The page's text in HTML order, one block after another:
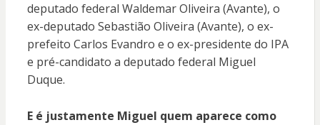
deputado federal Waldemar Oliveira (Avante), o
ex-deputado Sebastião Oliveira (Avante), o ex-
prefeito Carlos Evandro e o ex-presidente do IPA
e pré-candidato a deputado federal Miguel
Duque.
E é justamente Miguel quem aparece como